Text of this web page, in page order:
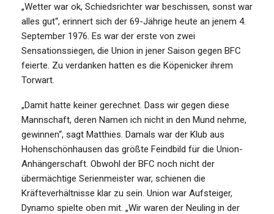
„Wetter war ok, Schiedsrichter war beschissen, sonst war
alles gut“, erinnert sich der 69-Jährige heute an jenem 4.
September 1976. Es war der erste von zwei
Sensationssiegen, die Union in jener Saison gegen BFC
feierte. Zu verdanken hatten es die Köpenicker ihrem
Torwart.
„Damit hatte keiner gerechnet. Dass wir gegen diese
Mannschaft, deren Namen ich nicht in den Mund nehme,
gewinnen“, sagt Matthies. Damals war der Klub aus
Hohenschönhausen das größte Feindbild für die Union-
Anhängerschaft. Obwohl der BFC noch nicht der
übermächtige Serienmeister war, schienen die
Kräfteverhältnisse klar zu sein. Union war Aufsteiger,
Dynamo spielte oben mit. „Wir waren der Neuling in der